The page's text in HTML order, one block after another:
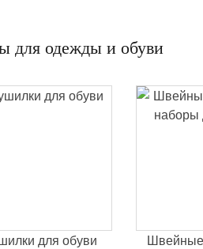
для одежды и обуви
для обуви